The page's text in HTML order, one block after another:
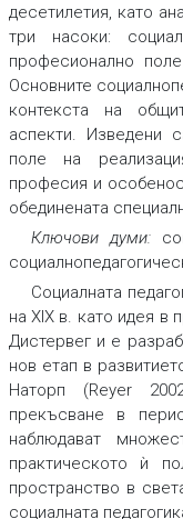
десетилетия, като
три насоки:
професионално
Основните
контекста на
аспекти. Изведени
поле на
професия и
обединената
Ключови думи:
Социалната
на XIX в. като идея в
Дистервег и е
нов етап в
Наторп (Reyer
прекъсване в
наблюдават
практическото ѝ
пространство в
социалната